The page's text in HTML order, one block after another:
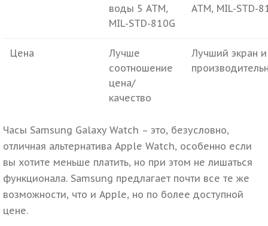
воды 5 ATM,
MIL-STD-810G
ATM, MIL-STD-
Цена
Лучше
соотношение
цена/
качество
Лучший экран и
Часы Samsung Galaxy Watch – это, безусловно,
отличная альтернатива Apple Watch, особенно если
вы хотите меньше платить, но при этом не лишаться
функционала. Samsung предлагает почти все те же
возможности, что и Apple, но по более доступной
цене.